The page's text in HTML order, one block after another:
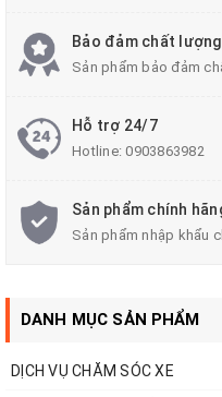
độ, tọa độ
chạm
WDR ghi hình ngược
trường ánh sáng yếu,
Cảnh báo bằng giọng
bằng giọng nói
Android, iOS
Bảo đảm chất lượng
Sản phẩm bảo đảm
Hỗ trợ 24/7
Hotline:0903863982
Sản phẩm chính
Sản phẩm nhập khẩu
DANH MỤC SẢN PHẨM
DỊCH VỤ CHĂM SÓC XE